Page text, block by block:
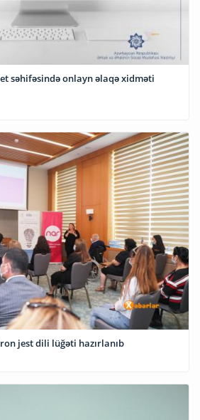
səhifəsində onlayn əlaqə xidməti
jest dili lüğəti hazırlanıb